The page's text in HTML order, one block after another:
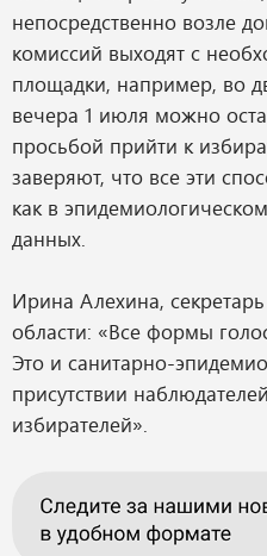
непосредственно возле
комиссий выходят с
площадки, например, во
вечера 1 июля можно
просьбой прийти к
заверяют, что все эти
как в
данных.
Ирина Алехина,
области: «Все формы
Это и санитарно-
присутствии
избирателей».